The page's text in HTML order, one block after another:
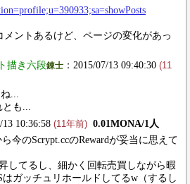
メントあるけど、ページの変化があっ
描き六段錬士 ：2015/07/13 09:40:30 (11
...
とも...
13 10:36:58 (11年前) 0.01MONA/1人
今のScrypt.ccのRewardが妥当に思えて
してるし、細かく回転売買しながら暇
ガッチュリホールドしてるw（するし